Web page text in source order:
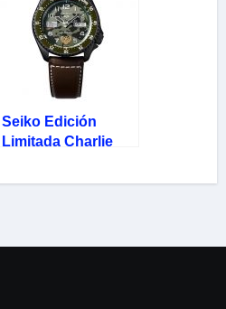
Seiko Edición
Limitada Charlie
SRPF21K1